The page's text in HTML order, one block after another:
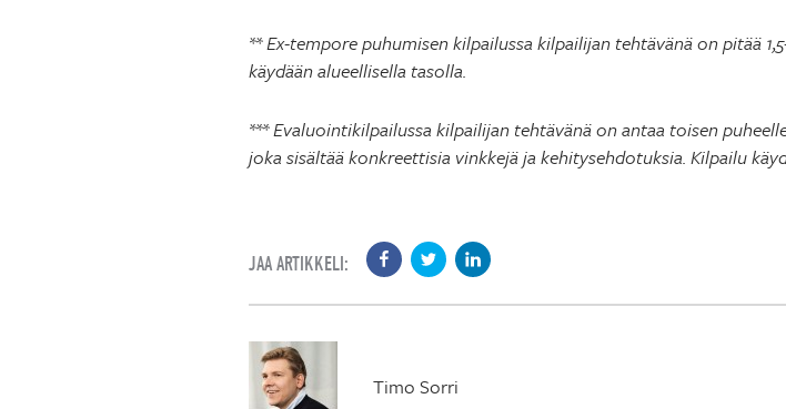
** Ex-tempore puhumisen kilpailussa kilpailijan tehtävänä on pitää
käydään alueellisella tasolla.
*** Evaluointikilpailussa kilpailijan tehtävänä on antaa toisen
joka sisältää konkreettisia vinkkejä ja kehitysehdotuksia. Kilpailu
JAA ARTIKKELI:
Timo Sorri